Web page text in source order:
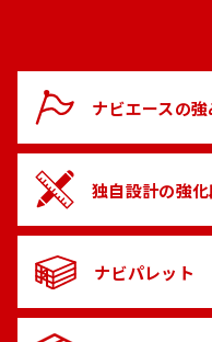
ナビエースの強
独自設計の強
ナビパレット